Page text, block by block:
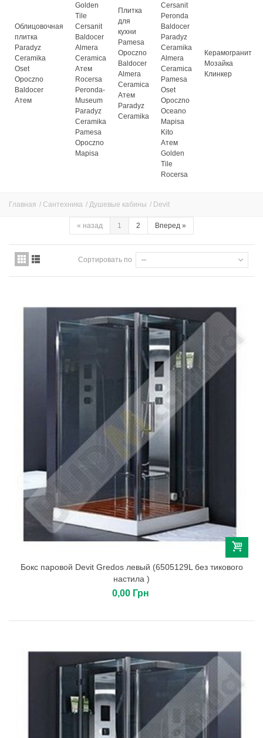
Облицовочная
плитка
Paradyz
Ceramika
Oset
Opoczno
Baldocer
Атем
Golden
Tile
Cersanit
Baldocer
Almera
Ceramica
Атем
Rocersa
Peronda-
Museum
Paradyz
Ceramika
Pamesa
Opoczno
Mapisa
Плитка
для
кухни
Pamesa
Opoczno
Baldocer
Almera
Ceramica
Атем
Paradyz
Ceramika
Cersanit
Peronda
Baldocer
Paradyz
Ceramika
Almera
Ceramica
Pamesa
Oset
Opoczno
Oceano
Mapisa
Kito
Атем
Golden
Tile
Rocersa
Керамогранит
Мозайка
Клинкер
Главная / Сантехника / Душевые кабины / Devit
« назад 1 2 Вперед »
Сортировать по --
Бокс паровой Devit Gredos левый (6505129L без тикового
настила )
0,00 Грн